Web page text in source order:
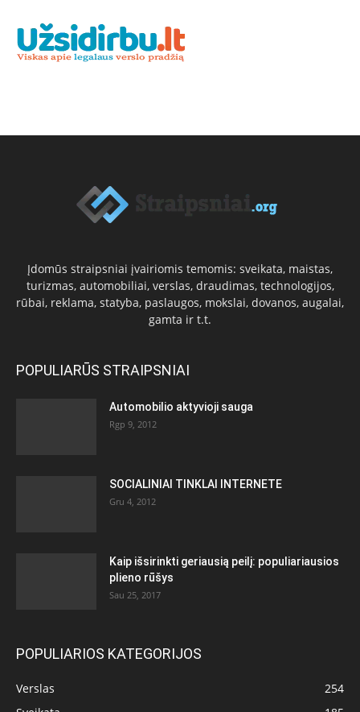
Įdomūs straipsniai įvairiomis temomis: sveikata, maistas,
turizmas, automobiliai, verslas, draudimas, technologijos,
rūbai, reklama, statyba, paslaugos, mokslai, dovanos, augalai,
gamta ir t.t.
POPULIARŪS STRAIPSNIAI
Automobilio aktyvioji sauga
Rgp 9, 2012
SOCIALINIAI TINKLAI INTERNETE
Gru 4, 2012
Kaip išsirinkti geriausią peilį: populiariausios
plieno rūšys
Sau 25, 2017
POPULIARIOS KATEGORIJOS
Verslas
254